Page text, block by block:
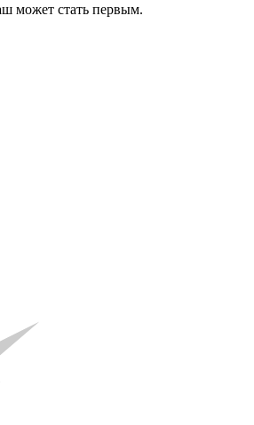
может стать первым.